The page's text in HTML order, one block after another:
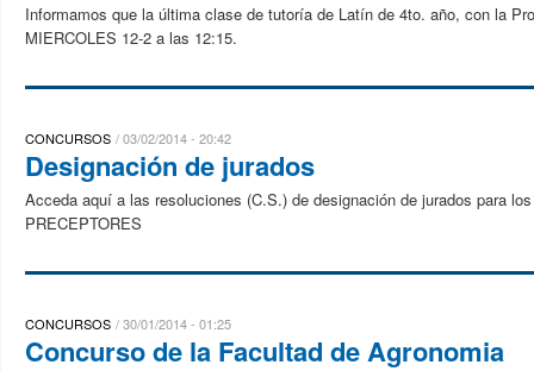
Informamos que la última clase de tutoría de Latín de 4to. año, con la
MIERCOLES 12-2 a las 12:15.
CONCURSOS 03/02/2014 - 20:42
Designación de jurados
Acceda aquí a las resoluciones (C.S.) de designación de jurados para
PRECEPTORES
CONCURSOS 30/01/2014 - 01:25
Concurso de la Facultad de Agronomia